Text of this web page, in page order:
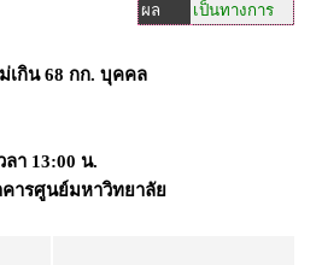
ผล
เป็นทางการ
เกิน 68 กก. บุคคล
ลา 13:00 น.
ารศูนย์มหาวิทยาลัย